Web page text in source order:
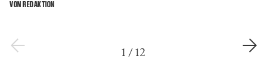
VON REDAKTION
1 /12